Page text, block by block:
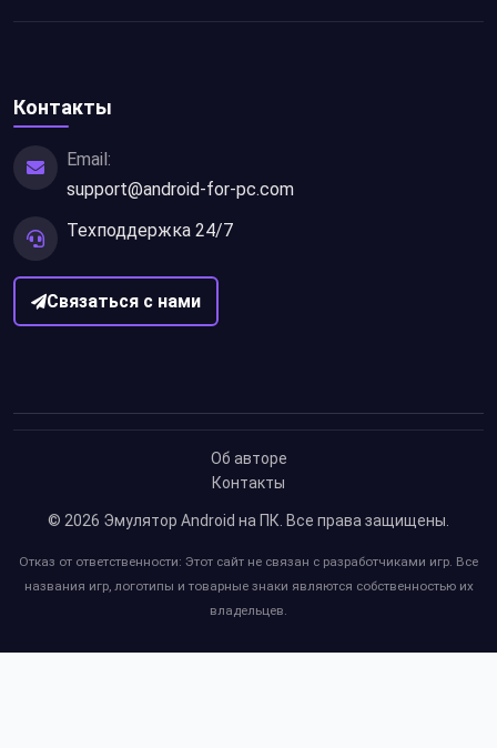
Контакты
Email:
support@android-for-pc.com
Техподдержка 24/7
Связаться с нами
Об авторе
Контакты
© 2026 Эмулятор Android на ПК. Все права защищены.
Отказ от ответственности: Этот сайт не связан с разработчиками игр. Все
названия игр, логотипы и товарные знаки являются собственностью их
владельцев.